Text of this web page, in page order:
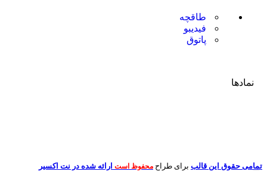
طاقچه
فیدیبو
پاتوق
نمادها
تمامی حقوق این قالب برای طراح محفوظ است ارائه شده در نت اکسیر